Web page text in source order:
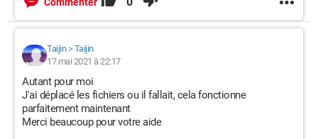
Commenter
Taijin> Taijin
17 mai 2021 à 22:17
Autant pour moi
J'ai déplacé les fichiers ou il fallait, cela fonctionne
parfaitement maintenant
Merci beaucoup pour votre aide